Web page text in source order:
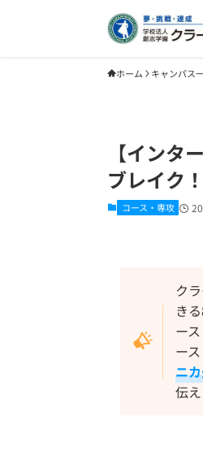
ホーム キャンパス
【インタ
ブレイク！
コース・専攻
ク
き
ー
ー
ニ
伝え